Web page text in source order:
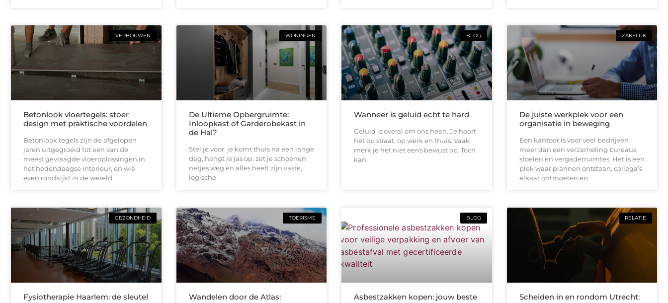
VERBOUWEN
Betonlook vloertegels: stoer
design met praktische voordelen
Betonlook tegels zijn de afgelopen
jaren uitgegroeid tot een van de
meest gevraagde vloeroplossingen in
het hedendaagse interieur, en wie
even rondkijkt in de wereld
WONINGEN
De Ultieme Opbergruimte:
Inloopkast of Garderobekast in
de Hal?
Stel je voor: je komt thuis na een lange
dag, hangt je jas op, zet je schoenen
netjes weg en alles heeft zijn vaste,
logische
BLOG
Wanneer is geluid echt te hard
Geluid is overal om ons heen. Je hoort
het op straat, op werk en thuis. Vaak
merk je het niet eens bewust op. Toch
kan
ZAKELIJK
De juiste werkplek voor een
organisatie in beweging
Een kantoor is voor veel bedrijven
meer dan een verzameling bureaus,
stoelen en vergaderruimtes. Het is een
plek waar plannen ontstaan, collega’s
elkaar ontmoeten en
GEZONDHEID
Fysiotherapie Haarlem: de sleutel
TOERISME
Wandelen door de Atlas:
BLOG
Asbestzakken kopen: jouw beste
RELATIE
Scheiden in en rondom Utrecht: